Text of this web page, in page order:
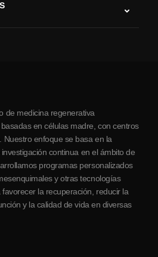
de medicina regenerativa
en células madre, con centros
Nuestro enfoque se basa en la
continua en el ámbito de
programas personalizados
y otras tecnologías
la recuperación, reducir la
y la calidad de vida en diversas